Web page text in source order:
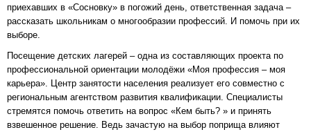
приехавших в «Сосновку» в погожий день, ответственная задача –
рассказать школьникам о многообразии профессий. И помочь при их
выборе.
Посещение детских лагерей – одна из составляющих проекта по
профессиональной ориентации молодёжи «Моя профессия – моя
карьера». Центр занятости населения реализует его совместно с
региональным агентством развития квалификации. Специалисты
стремятся помочь ответить на вопрос «Кем быть? » и принять
взвешенное решение. Ведь зачастую на выбор поприща влияют